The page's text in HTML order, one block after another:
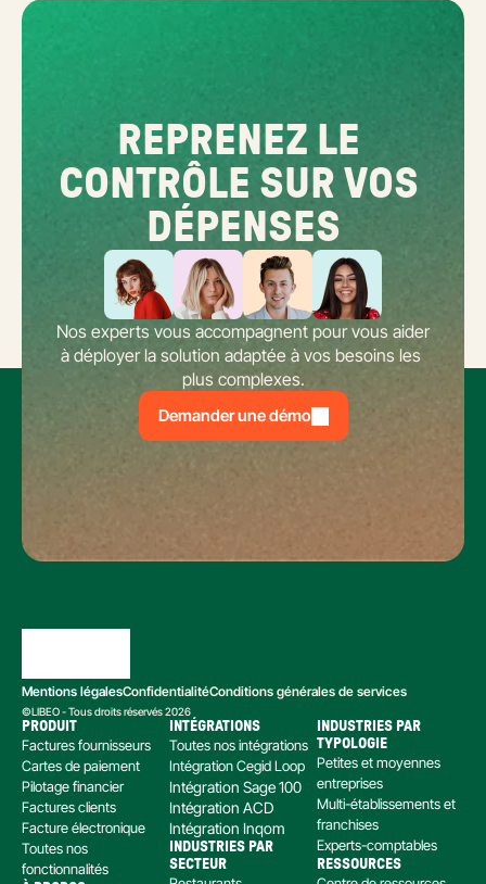
REPRENEZ LE
CONTRÔLE SUR VOS
DÉPENSES
Nos experts vous accompagnent pour vous aider
à déployer la solution adaptée à vos besoins les
plus complexes.
Demander une démo
Mentions légalesConfidentialitéConditions générales de services
©LIBEO - Tous droits réservés 2026
PRODUIT
Factures fournisseurs
Cartes de paiement
Pilotage financier
Factures clients
Facture électronique
Toutes nos
fonctionnalités
INTÉGRATIONS
Toutes nos intégrations
Intégration Cegid Loop
Intégration Sage 100
Intégration ACD
Intégration Inqom
INDUSTRIES PAR
SECTEUR
INDUSTRIES PAR
TYPOLOGIE
Petites et moyennes
entreprises
Multi-établissements et
franchises
Experts-comptables
RESSOURCES